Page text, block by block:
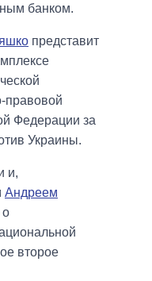
банком.
представит
правовой
Федерации за
Украины.
и,
Андреем
о
второе